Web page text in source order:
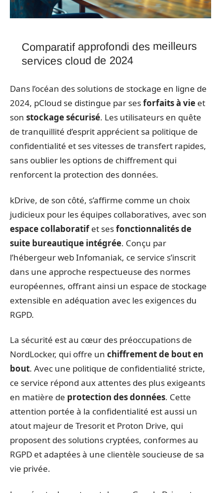
Comparatif approfondi des meilleurs
services cloud de 2024
Dans l’océan des solutions de stockage en ligne de
2024, pCloud se distingue par sesforfaits à vie et
son stockage sécurisé. Les utilisateurs en quête
de tranquillité d’esprit apprécient sa politique de
confidentialité et ses vitesses de transfert rapides,
sans oublier les options de chiffrement qui
renforcent la protection des données.
kDrive, de son côté, s’affirme comme un choix
judicieux pour les équipes collaboratives, avec son
espace collaboratifet sesfonctionnalités de
suite bureautique intégrée. Conçu par
l’hébergeur web Infomaniak, ce service s’inscrit
dans une approche respectueuse des normes
européennes, offrant ainsi un espace de stockage
extensible en adéquation avec les exigences du
RGPD.
La sécurité est au cœur des préoccupations de
NordLocker, qui offre un chiffrement de bout en
bout. Avec une politique de confidentialité stricte,
ce service répond aux attentes des plus exigeants
en matière de protection des données. Cette
attention portée à la confidentialité est aussi un
atout majeur de Tresorit et Proton Drive, qui
proposent des solutions cryptées, conformes au
RGPD et adaptées à une clientèle soucieuse de sa
vie privée.